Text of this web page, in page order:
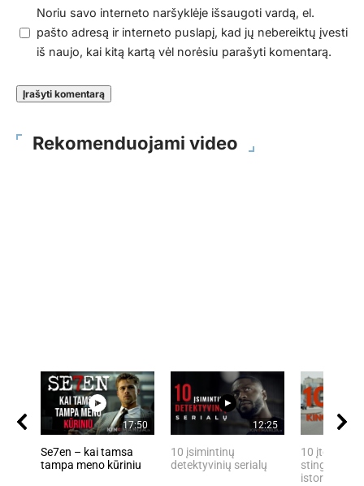
Noriu savo interneto naršyklėje išsaugoti vardą, el.
pašto adresą ir interneto puslapį, kad jų nebereiktų įvesti
iš naujo, kai kitą kartą vėl norėsiu parašyti komentarą.
Rekomenduojami video
17:50
Se7en – kai tamsa
tampa meno kūriniu
12:25
10 įsimintinų
detektyvinių serialų
10 įtemptų,
stingdančių
istorijų